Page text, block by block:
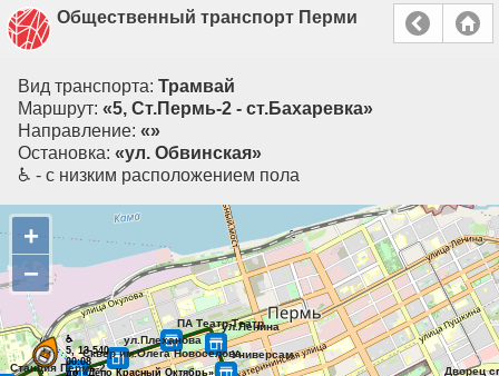
Общественный транспорт Перми
Вид транспорта: Трамвай
Маршрут: «5, Ст.Пермь-2 - ст.Бахаревка»
Направление: «»
Остановка: «ул. Обвинская»
♿ - с низким расположением пола
+
−